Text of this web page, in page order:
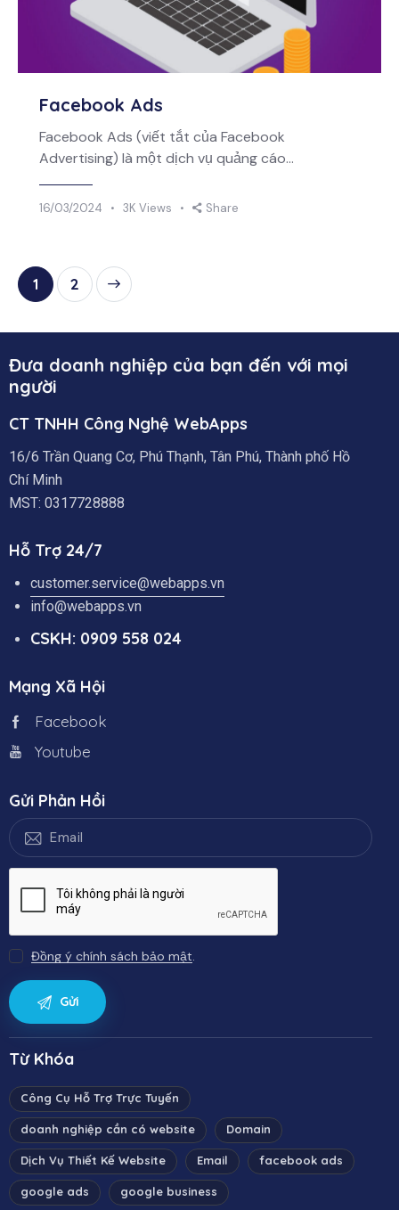
Facebook Ads
Facebook Ads (viết tắt của Facebook
Advertising) là một dịch vụ quảng cáo…
16/03/2024 3K Views Share
1 2
Đưa doanh nghiệp của bạn đến với mọi
người
CT TNHH Công Nghệ WebApps
16/6 Trần Quang Cơ, Phú Thạnh, Tân Phú, Thành phố Hồ
Chí Minh
MST: 0317728888
Hỗ Trợ 24/7
customer.service@webapps.vn
info@webapps.vn
CSKH: 0909 558 024
Mạng Xã Hội
Facebook
Youtube
Gửi Phản Hồi
Đồng ý chính sách bảo mật.
Từ Khóa
Công Cụ Hỗ Trợ Trực Tuyến
doanh nghiệp cần có website Domain
Dịch Vụ Thiết Kế Website Email facebook ads
google ads google business